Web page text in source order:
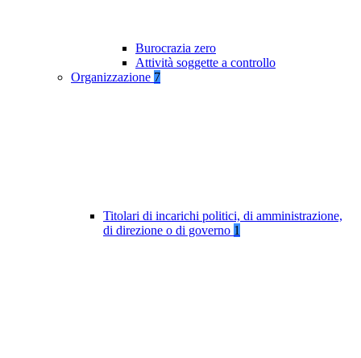
Burocrazia zero
Attività soggette a controllo
Organizzazione 7
Titolari di incarichi politici, di amministrazione,
di direzione o di governo 1